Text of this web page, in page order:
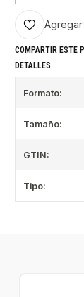
COMPARTIR ESTE
DETALLES
Formato:
Tamaño:
GTIN:
Tipo: